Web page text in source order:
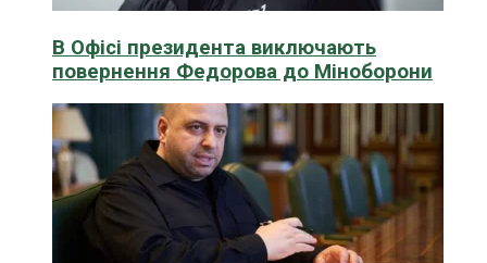
В Офісі президента виключають
повернення Федорова до Міноборони